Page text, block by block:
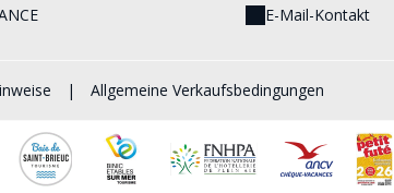
E-Mail-Kontakt
| Allgemeine Verkaufsbedingungen